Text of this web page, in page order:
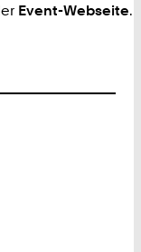
Event-Webseite.